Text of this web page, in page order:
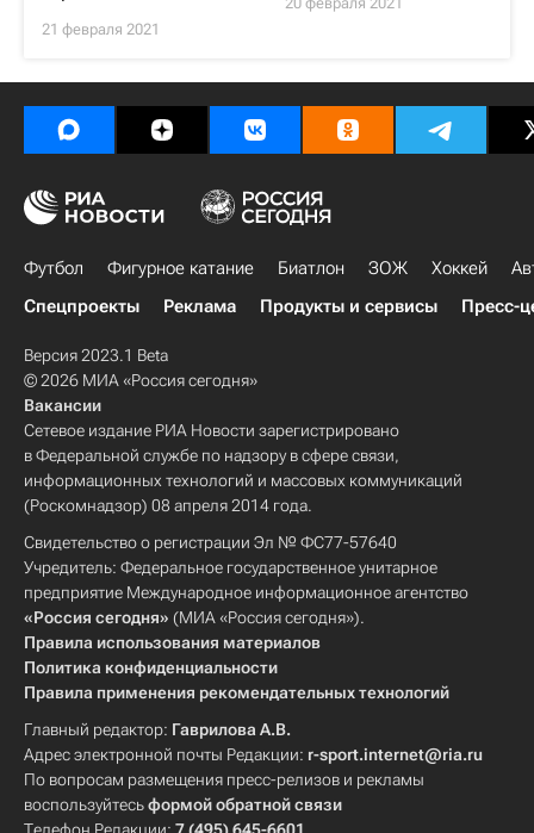
21 февраля 2021
Футбол Фигурное катание Биатлон ЗОЖ Хоккей
Спецпроекты
Реклама Продукты и сервисы Пресс-
Версия 2023.1 Beta
© 2026 МИА «Россия сегодня»
Вакансии
Сетевое издание РИА Новости зарегистрировано
в Федеральной службе по надзору в сфере связи,
информационных технологий и массовых коммуникаций
(Роскомнадзор) 08 апреля 2014 года.
Свидетельство о регистрации Эл № ФС77-57640
Учредитель: Федеральное государственное унитарное
предприятие Международное информационное агентство
«Россия сегодня» (МИА «Россия сегодня»).
Правила использования материалов
Политика конфиденциальности
Правила применения рекомендательных технологий
Главный редактор: Гаврилова А.В.
Адрес электронной почты Редакции: r-sport.internet@ria.ru
По вопросам размещения пресс-релизов и рекламы
воспользуйтесьформой обратной связи